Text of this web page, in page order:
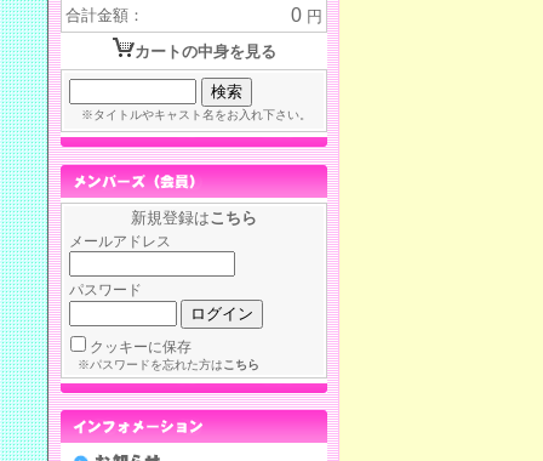
合計金額：
0 円
カートの中身を見る
※タイトルやキャスト名をお入れ下さい。
新規登録はこちら
メールアドレス
パスワード
クッキーに保存
※パスワードを忘れた方はこちら